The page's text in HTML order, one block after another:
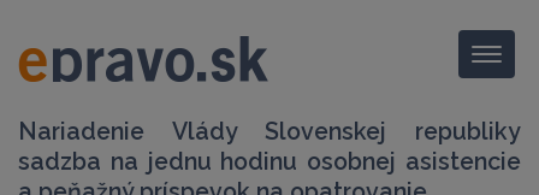
Menu
Nariadenie Vlády Slovenskej republiky
sadzba na jednu hodinu osobnej asistencie